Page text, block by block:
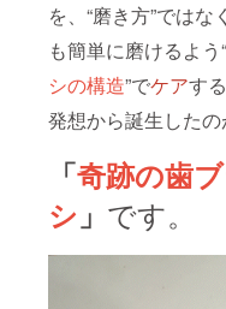
を、“磨き方”ではな
も簡単に磨けるよう“
シの構造”でケアす
発想から誕生したの
「奇跡の歯
シ 」 です。